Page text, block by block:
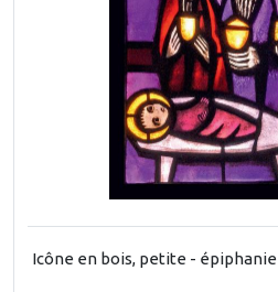
Icône en bois, petite - épiphanie